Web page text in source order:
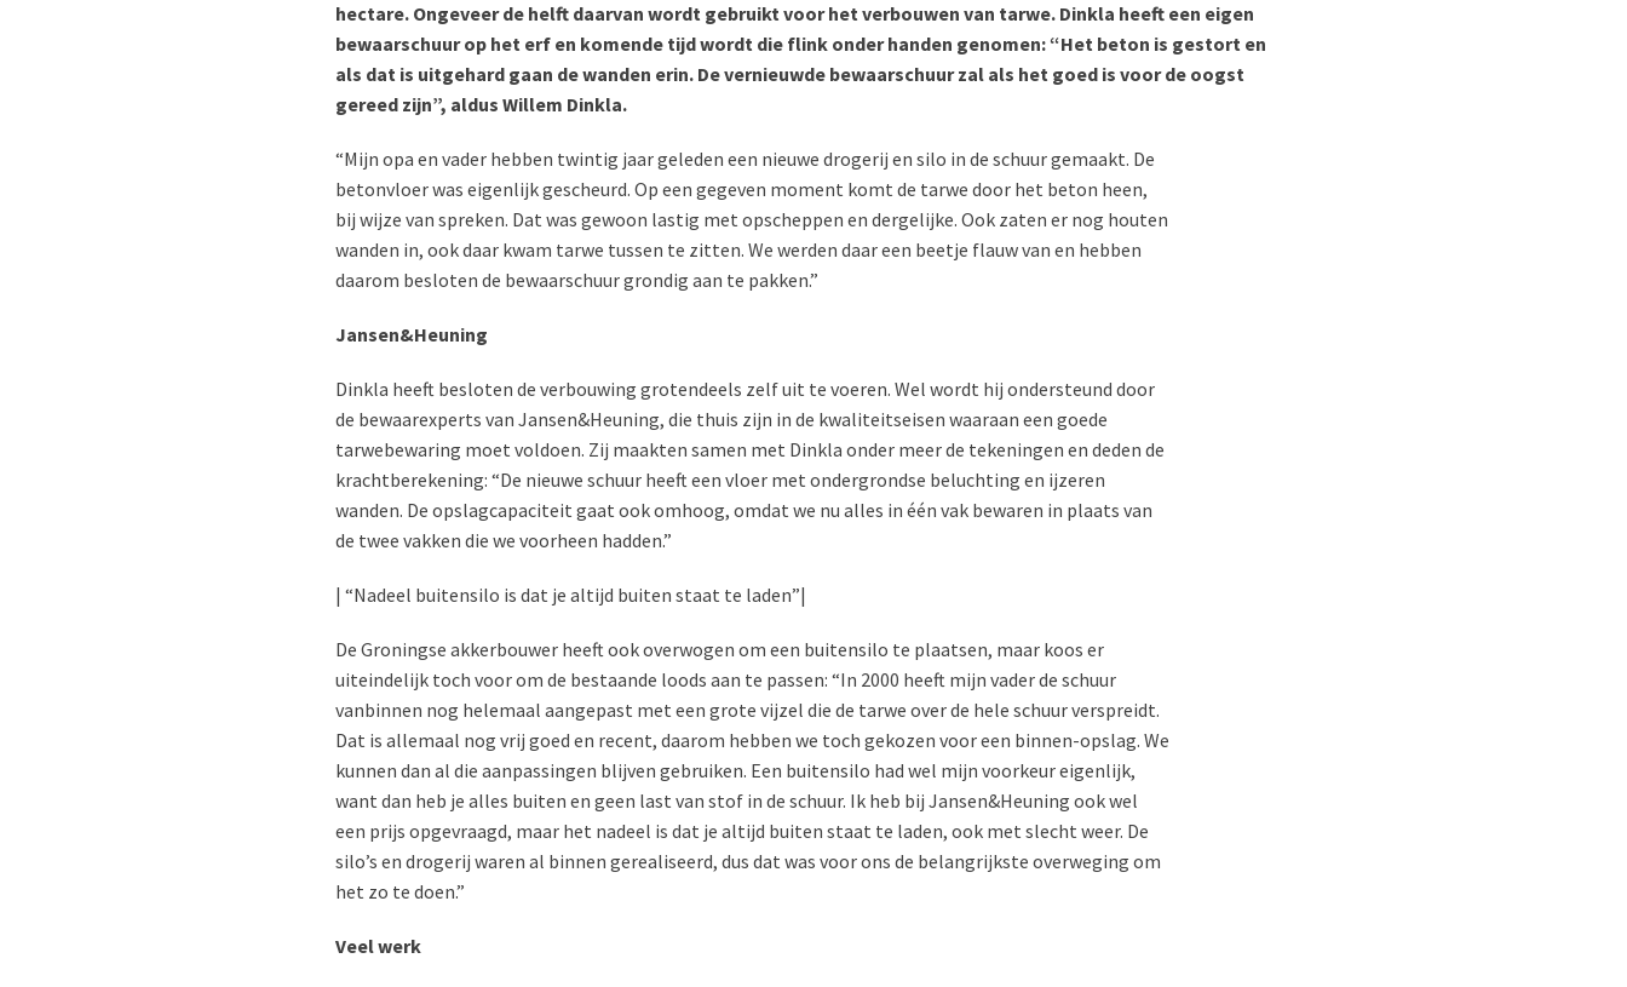
hectare. Ongeveer de helft daarvan wordt gebruikt voor het verbouwen van tarwe. Dinkla heeft een eigen
bewaarschuur op het erf en komende tijd wordt die flink onder handen genomen: “Het beton is gestort en
als dat is uitgehard gaan de wanden erin. De vernieuwde bewaarschuur zal als het goed is voor de oogst
gereed zijn”, aldus Willem Dinkla.
“Mijn opa en vader hebben twintig jaar geleden een nieuwe drogerij en silo in de schuur gemaakt. De
betonvloer was eigenlijk gescheurd. Op een gegeven moment komt de tarwe door het beton heen,
bij wijze van spreken. Dat was gewoon lastig met opscheppen en dergelijke. Ook zaten er nog houten
wanden in, ook daar kwam tarwe tussen te zitten. We werden daar een beetje flauw van en hebben
daarom besloten de bewaarschuur grondig aan te pakken.”
Jansen&Heuning
Dinkla heeft besloten de verbouwing grotendeels zelf uit te voeren. Wel wordt hij ondersteund door
de bewaarexperts van Jansen&Heuning, die thuis zijn in de kwaliteitseisen waaraan een goede
tarwebewaring moet voldoen. Zij maakten samen met Dinkla onder meer de tekeningen en deden de
krachtberekening: “De nieuwe schuur heeft een vloer met ondergrondse beluchting en ijzeren
wanden. De opslagcapaciteit gaat ook omhoog, omdat we nu alles in één vak bewaren in plaats van
de twee vakken die we voorheen hadden.”
| “Nadeel buitensilo is dat je altijd buiten staat te laden”|
De Groningse akkerbouwer heeft ook overwogen om een buitensilo te plaatsen, maar koos er
uiteindelijk toch voor om de bestaande loods aan te passen: “In 2000 heeft mijn vader de schuur
vanbinnen nog helemaal aangepast met een grote vijzel die de tarwe over de hele schuur verspreidt.
Dat is allemaal nog vrij goed en recent, daarom hebben we toch gekozen voor een binnen-opslag. We
kunnen dan al die aanpassingen blijven gebruiken. Een buitensilo had wel mijn voorkeur eigenlijk,
want dan heb je alles buiten en geen last van stof in de schuur. Ik heb bij Jansen&Heuning ook wel
een prijs opgevraagd, maar het nadeel is dat je altijd buiten staat te laden, ook met slecht weer. De
silo’s en drogerij waren al binnen gerealiseerd, dus dat was voor ons de belangrijkste overweging om
het zo te doen.”
Veel werk